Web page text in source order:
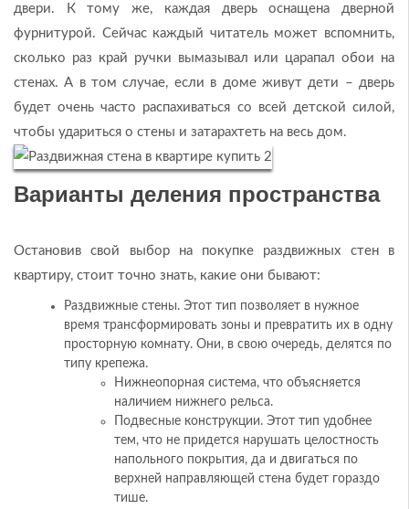
двери. К тому же, каждая дверь оснащена дверной
фурнитурой. Сейчас каждый читатель может вспомнить,
сколько раз край ручки вымазывал или царапал обои на
стенах. А в том случае, если в доме живут дети – дверь
будет очень часто распахиваться со всей детской силой,
чтобы удариться о стены и затарахтеть на весь дом.
Варианты деления пространства
Остановив свой выбор на покупке раздвижных стен в
квартиру, стоит точно знать, какие они бывают:
Раздвижные стены. Этот тип позволяет в нужное
время трансформировать зоны и превратить их в одну
просторную комнату. Они, в свою очередь, делятся по
типу крепежа.
Нижнеопорная система, что объясняется
наличием нижнего рельса.
Подвесные конструкции. Этот тип удобнее
тем, что не придется нарушать целостность
напольного покрытия, да и двигаться по
верхней направляющей стена будет гораздо
тише.